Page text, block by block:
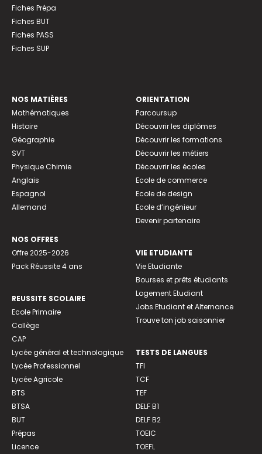
Fiches Prépa
Fiches BUT
Fiches PASS
Fiches SUP
NOS MATIÈRES
Mathématiques
Histoire
Géographie
SVT
Physique Chimie
Anglais
Espagnol
Allemand
NOS OFFRES
Offre 2025-2026
Pack Réussite 4 ans
REUSSITE SCOLAIRE
Ecole Primaire
Collège
CAP
Lycée général et technologique
Lycée Professionnel
Lycée Agricole
BTS
BTSA
BUT
Prépas
Licence
ORIENTATION
Parcoursup
Découvrir les diplômes
Découvrir les formations
Découvrir les métiers
Découvrir les écoles
Ecole de commerce
Ecole de design
Ecole d’ingénieur
Devenir partenaire
VIE ETUDIANTE
Vie Etudiante
Bourses et prêts étudiants
Logement Etudiant
Jobs Etudiant et Alternance
Trouve ton job saisonnier
TESTS DE LANGUES
TFI
TCF
TEF
DELF B1
DELF B2
TOEIC
TOEFL